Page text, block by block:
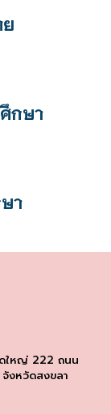
กษา
า
ดใหญ่ 222 ถนน
งหวัดสงขลา